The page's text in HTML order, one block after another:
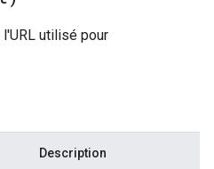
utilisé pour
Description